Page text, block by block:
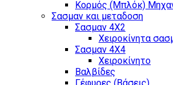
Κορμός (Μπλόκ)
Σασμαν και μεταδοση
Σασμαν 4Χ2
Χειροκίνητα
Σασμαν 4Χ4
Χειροκίνητο
Βαλβίδες